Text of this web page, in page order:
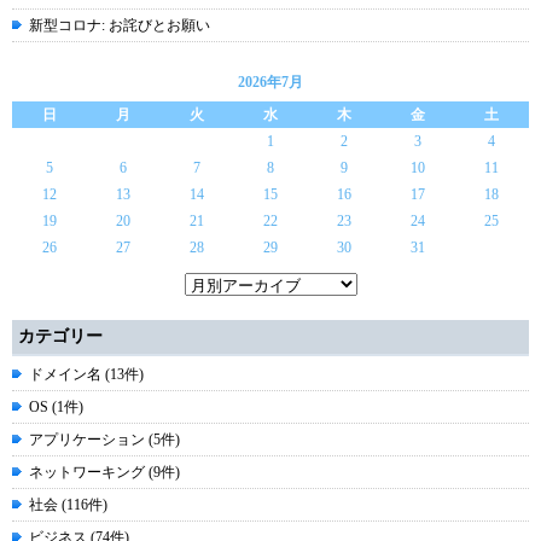
新型コロナ: お詫びとお願い
2026年7月
日
月 火 水 木 金
土
1
2 3
4
5
6 7 8 9 10
11
12
13 14 15 16 17
18
19
20 21 22 23 24
25
26
27 28 29 30 31
カテゴリー
ドメイン名 (13件)
OS (1件)
アプリケーション (5件)
ネットワーキング (9件)
社会 (116件)